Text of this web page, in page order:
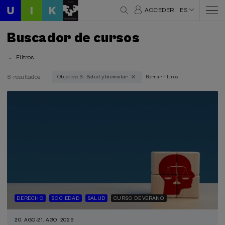
ACCEDER ES
Buscador de cursos
Filtros
Sostenibilidad (1)
Modalidad
8 resultados Objetivo: 3 - Salud y bienestar Borrar filtros
DERECHO SOCIEDAD SALUD CURSO DE VERANO
20. AGO-21. AGO, 2026